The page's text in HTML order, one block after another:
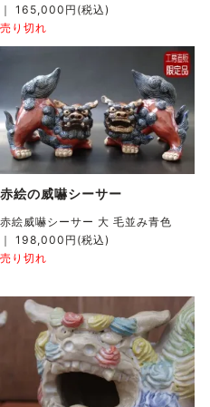
｜ 165,000円(税込)
売り切れ
赤絵の威嚇シーサー
赤絵威嚇シーサー 大 毛並み青色
｜ 198,000円(税込)
売り切れ